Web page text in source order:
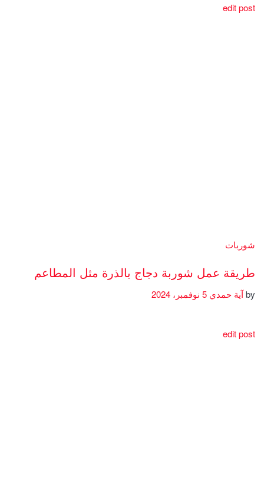
edit post
شوربات
طريقة عمل شوربة دجاج بالذرة مثل المطاعم
byآية حمدي
edit post